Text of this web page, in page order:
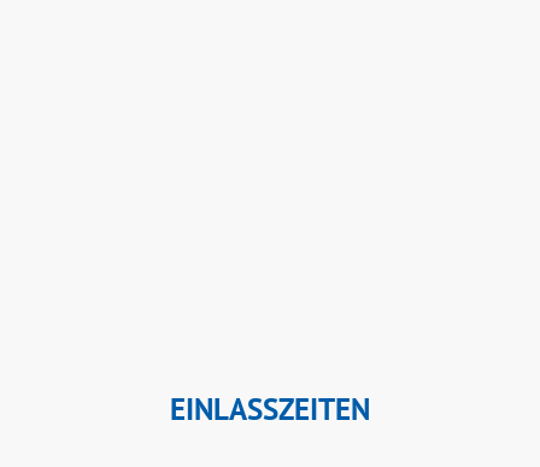
EINLASSZEITEN